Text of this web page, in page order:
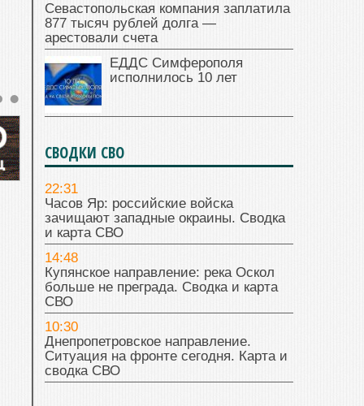
Севастопольская компания заплатила
877 тысяч рублей долга —
арестовали счета
ЕДДС Симферополя
исполнилось 10 лет
СВОДКИ СВО
22:31
Часов Яр: российские войска
зачищают западные окраины. Сводка
и карта СВО
14:48
Купянское направление: река Оскол
больше не преграда. Сводка и карта
СВО
10:30
Днепропетровское направление.
Ситуация на фронте сегодня. Карта и
сводка СВО